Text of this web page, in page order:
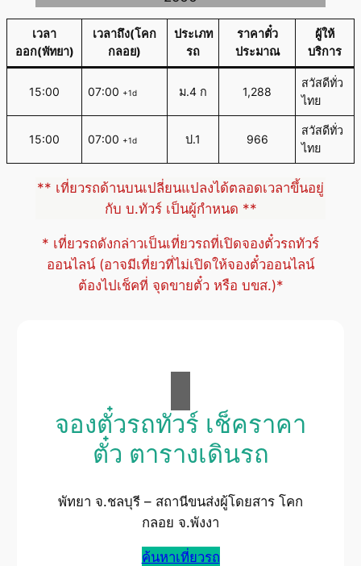
เวลา
ออก(พัทยา)
เวลาถึง(โคก
กลอย)
ประเภท
รถ
ราคาตั๋ว
ประมาณ
ผู้ให้
บริการ
15:00 07:00 +1d ม.4 ก 1,288
สวัสดีทั่ว
ไทย
15:00 07:00 +1d ป.1 966
สวัสดีทั่ว
ไทย
** เที่ยวรถด้านบนเปลี่ยนแปลงได้ตลอดเวลาขึ้นอยู่
กับ บ.ทัวร์ เป็นผู้กำหนด **
* เที่ยวรถดังกล่าวเป็นเที่ยวรถที่เปิดจองตั๋วรถทัวร์
ออนไลน์ (อาจมีเที่ยวที่ไม่เปิดให้จองตั๋วออนไลน์
ต้องไปเช็คที่ จุดขายตั๋ว หรือ บขส.)*
จองตั๋วรถทัวร์ เช็คราคา
ตั๋ว ตารางเดินรถ
พัทยา จ.ชลบุรี – สถานีขนส่งผู้โดยสาร โคก
กลอย จ.พังงา
ค้นหาเที่ยวรถ